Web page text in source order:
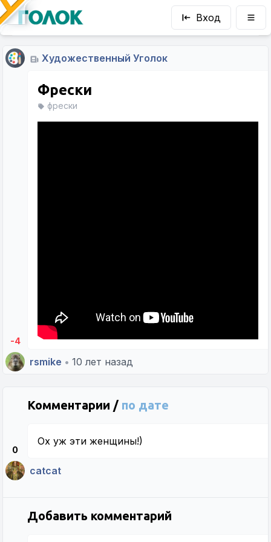
Вход
Художественный Уголок
-4
Фрески
фрески
rsmike • 10 лет назад
Комментарии / по дате
0
Ох уж эти женщины!)
catcat
Добавить комментарий